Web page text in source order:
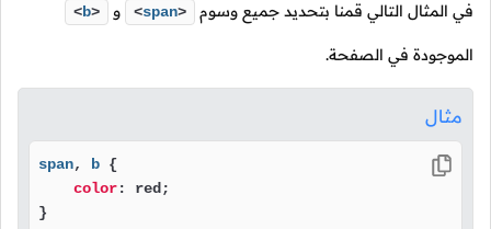
في المثال التالي قمنا بتحديد جميع وسوم <span> و <b>
الموجودة في الصفحة.
مثال
span, b {
color: red;
}